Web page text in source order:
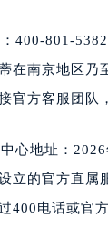
400-801-
在南京地区乃
官方客服团队
心地址：
立的官方直属
400电话或官